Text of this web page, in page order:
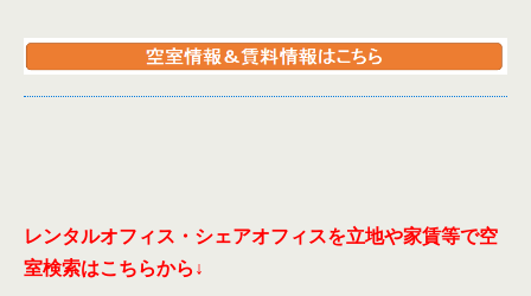
レンタルオフィス・シェアオフィスを立地や家賃等で空
室検索はこちらから ↓